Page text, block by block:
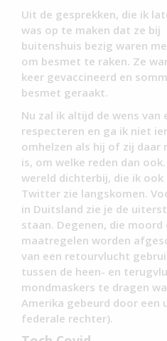
Uit de gesprekken, die ik
was op te maken dat ze
buitenshuis bezig waren
om besmet te raken. Ze
keer gevaccineerd en
besmet geraakt.
Nu zal ik altijd de wens van
respecteren en ga ik niet
omhelzen als hij of zij daar
is, om welke reden dan
wereld dichterbij, die ik
Twitter zie langskomen.
in Duitsland zie je de
staan. Degenen, die
maatregelen worden
van een retourvlucht
tussen de heen- en
mondmaskers te dragen
Amerika gebeurd door een
federale rechter).